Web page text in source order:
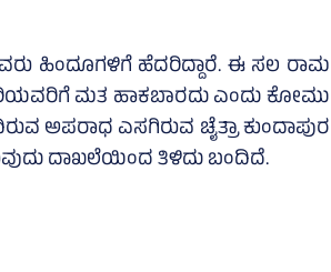
ಹಿಂದೂಗಳಿಗೆ ಹೆದರಿದ್ದಾರೆ. ಈ ಸಲ ರಾಮ
ಮತ ಹಾಕಬಾರದು ಎಂದು ಕೋಮು
ಅಪರಾಧ ಎಸಗಿರುವ ಚೈತ್ರಾ ಕುಂದಾಪುರ
ದಾಖಲೆಯಿಂದ ತಿಳಿದು ಬಂದಿದೆ.